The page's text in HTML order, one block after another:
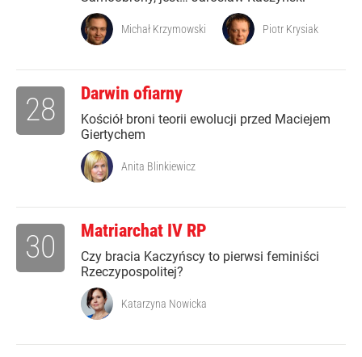
Michał Krzymowski Piotr Krysiak
Darwin ofiarny
Kościół broni teorii ewolucji przed Maciejem
Giertychem
28
Anita Blinkiewicz
Matriarchat IV RP
Czy bracia Kaczyńscy to pierwsi feminiści
Rzeczypospolitej?
30
Katarzyna Nowicka